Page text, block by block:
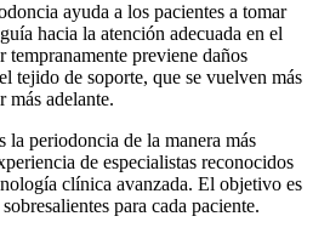
ayuda a los pacientes a tomar
hacia la atención adecuada en el
tempranamente previene daños
tejido de soporte, que se vuelven más
más adelante.
periodoncia de la manera más
de especialistas reconocidos
clínica avanzada. El objetivo es
para cada paciente.